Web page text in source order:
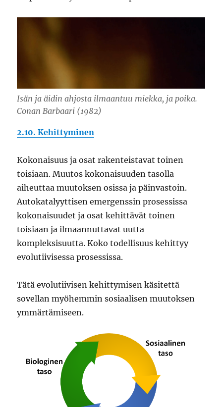
Isän ja äidin ahjosta ilmaantuu miekka, ja poika.
Conan Barbaari (1982)
2.10. Kehittyminen
Kokonaisuus ja osat rakenteistavat toinen
toisiaan. Muutos kokonaisuuden tasolla
aiheuttaa muutoksen osissa ja päinvastoin.
Autokatalyyttisen emergenssin prosessissa
kokonaisuudet ja osat kehittävät toinen
toisiaan ja ilmaannuttavat uutta
kompleksisuutta. Koko todellisuus kehittyy
evolutiivisessa prosessissa.
Tätä evolutiivisen kehittymisen käsitettä
sovellan myöhemmin sosiaalisen muutoksen
ymmärtämiseen.